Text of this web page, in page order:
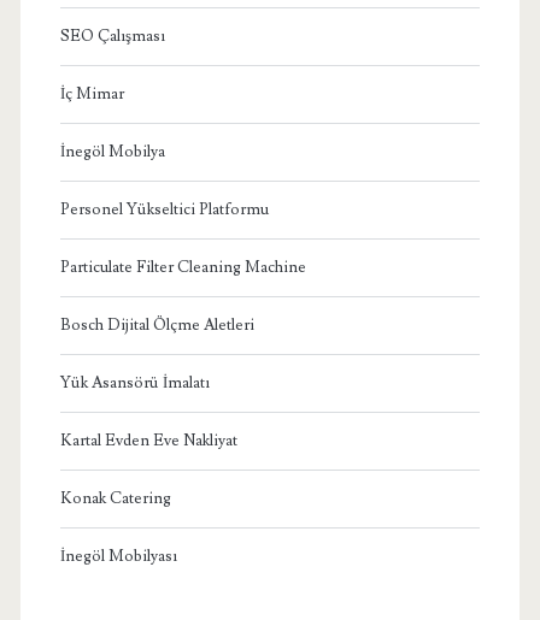
SEO Çalışması
İç Mimar
İnegöl Mobilya
Personel Yükseltici Platformu
Particulate Filter Cleaning Machine
Bosch Dijital Ölçme Aletleri
Yük Asansörü İmalatı
Kartal Evden Eve Nakliyat
Konak Catering
İnegöl Mobilyası